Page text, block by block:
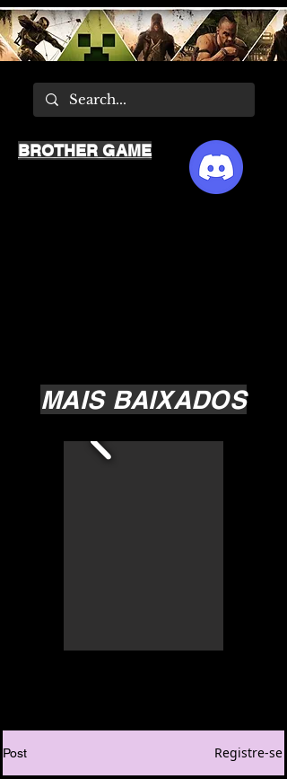
MAIS BAIXADOS
BROTHER GAME
Post Registre-se